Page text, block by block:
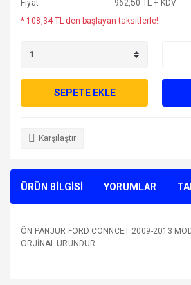
Fiyat
962,50 TL + KDV
* 108,34 TL den başlayan taksitlerle!
SEPETE EKLE
Karşılaştır
ÜRÜN BİLGİSİ YORUMLAR
ÖN PANJUR FORD CONNCET 2009-2013
ORJİNAL ÜRÜNDÜR.